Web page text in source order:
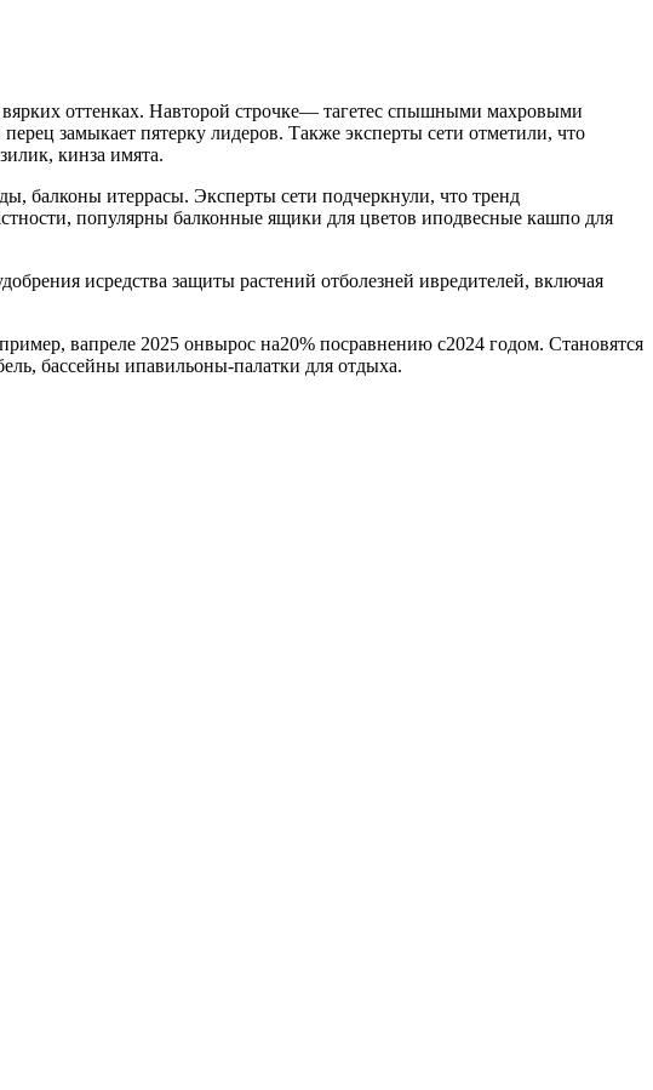
оттенках. Навторой строчке— тагетес спышными махровыми
замыкает пятерку лидеров. Также эксперты сети отметили, что
кинза имята.
балконы итеррасы. Эксперты сети подчеркнули, что тренд
популярны балконные ящики для цветов иподвесные кашпо для
исредства защиты растений отболезней ивредителей, включая
вапреле 2025 онвырос на20% посравнению с2024 годом. Становятся
бассейны ипавильоны-палатки для отдыха.